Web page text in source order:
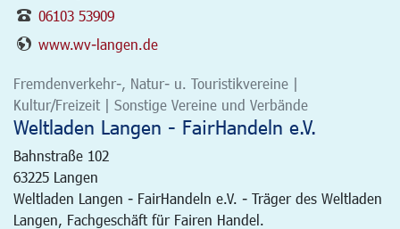
06103 53909
www.wv-langen.de
Fremdenverkehr-, Natur- u. Touristikvereine |
Kultur/Freizeit | Sonstige Vereine und Verbände
Weltladen Langen - FairHandeln e.V.
Bahnstraße 102
63225 Langen
Weltladen Langen - FairHandeln e.V. - Träger des Weltladen
Langen, Fachgeschäft für Fairen Handel.